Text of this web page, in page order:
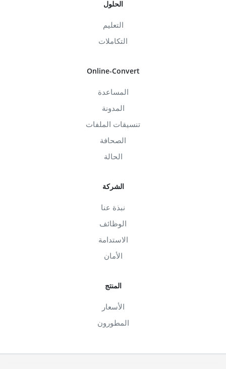
الحلول
التعليم
التكاملات
Online-Convert
المساعدة
المدونة
تنسيقات الملفات
الصحافة
الحالة
الشركة
نبذة عنا
الوظائف
الاستدامة
الأمان
المنتج
الأسعار
المطورون